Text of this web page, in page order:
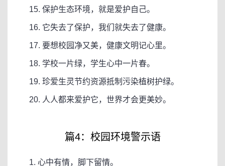
15. 保护生态环境，就是爱护自己。
16. 它失去了保护，我们就失去了健康。
17. 要想校园净又美，健康文明记心里。
18. 学校一片绿，学生心中一片春。
19. 珍爱生灵节约资源抵制污染植树护绿。
20. 人人都来爱护它，世界才会更美妙。
篇4：校园环境警示语
1. 心中有情，脚下留情。